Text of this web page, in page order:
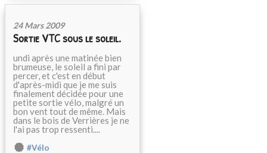
24 Mars 2009
Sortie VTC sous le soleil.
undi après une matinée bien
brumeuse, le soleil a fini par
percer, et c'est en début
d'après-midi que je me suis
finalement décidée pour une
petite sortie vélo, malgré un
bon vent tout de même. Mais
dans le bois de Verrières je ne
l'ai pas trop ressenti....
#Vélo